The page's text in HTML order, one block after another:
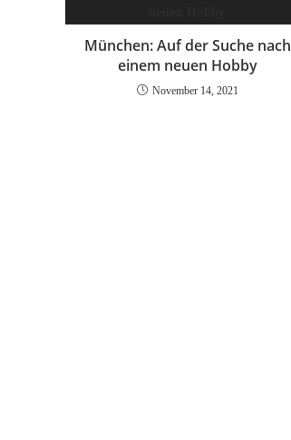
München: Auf der Suche nach
einem neuen Hobby
November 14, 2021